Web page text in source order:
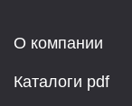
О компании
Каталоги pdf